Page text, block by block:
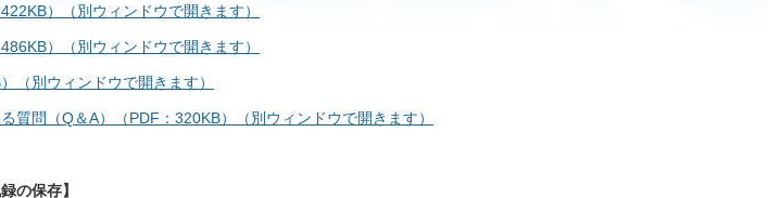
）（別ウィンドウで開きます）
）（別ウィンドウで開きます）
（別ウィンドウで開きます）
質問（Q＆A）（PDF：320KB）（別ウィンドウで開きます）
の保存】